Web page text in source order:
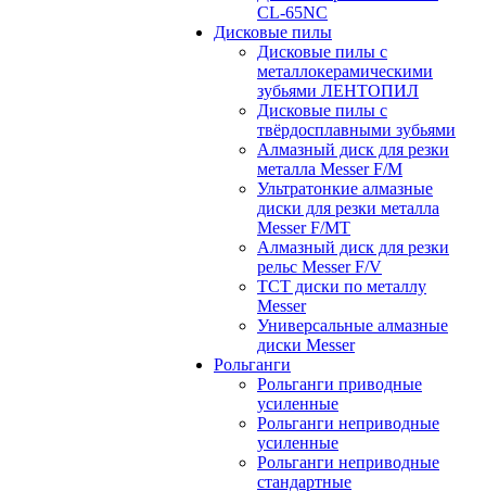
CL-65NC
Дисковые пилы
Дисковые пилы с
металлокерамическими
зубьями ЛЕНТОПИЛ
Дисковые пилы с
твёрдосплавными зубьями
Алмазный диск для резки
металла Messer F/M
Ультратонкие алмазные
диски для резки металла
Messer F/MT
Алмазный диск для резки
рельс Messer F/V
ТСТ диски по металлу
Messer
Универсальные алмазные
диски Messer
Рольганги
Рольганги приводные
усиленные
Рольганги неприводные
усиленные
Рольганги неприводные
стандартные